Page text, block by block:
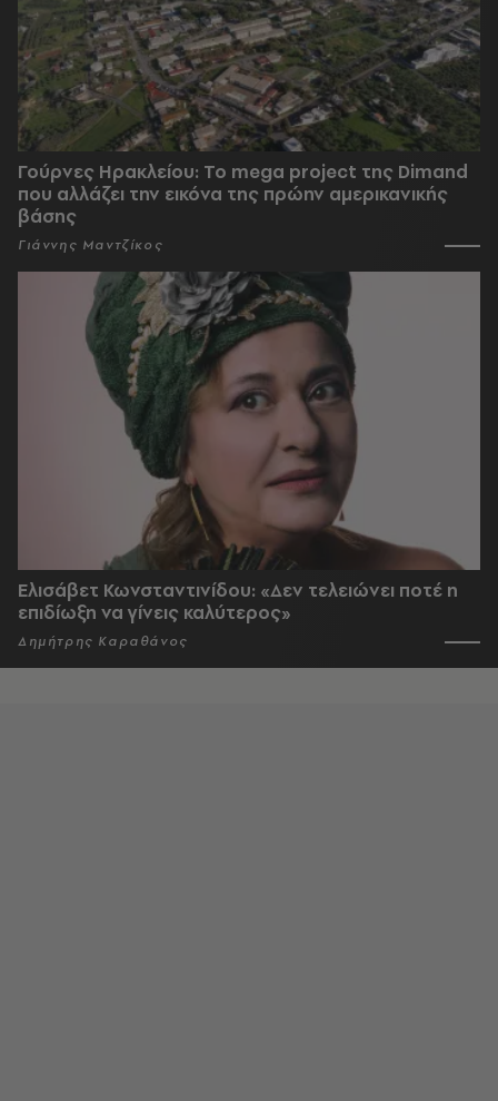
Γούρνες Ηρακλείου: To mega project της Dimand
που αλλάζει την εικόνα της πρώην αμερικανικής
βάσης
Γιάννης Μαντζίκος
Ελισάβετ Κωνσταντινίδου: «Δεν τελειώνει ποτέ η
επιδίωξη να γίνεις καλύτερος»
Δημήτρης Καραθάνος